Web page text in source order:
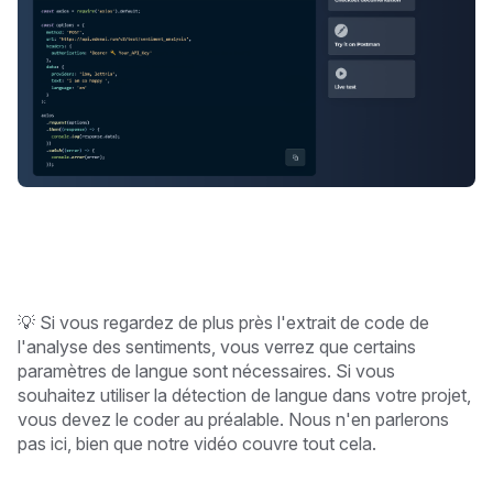
💡 Si vous regardez de plus près l'extrait de code de
l'analyse des sentiments, vous verrez que certains
paramètres de langue sont nécessaires. Si vous
souhaitez utiliser la détection de langue dans votre projet,
vous devez le coder au préalable. Nous n'en parlerons
pas ici, bien que notre vidéo couvre tout cela.